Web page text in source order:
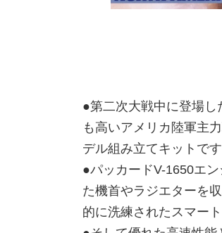
●第二次大戦中に登場
も高いアメリカ陸軍主
デル組み立てキットです
●パッカードV-1650エ
た機首やラジエターを
的に洗練されたスマー